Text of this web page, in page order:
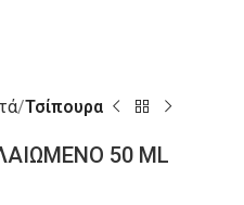
Τσίπουρα
50 ML